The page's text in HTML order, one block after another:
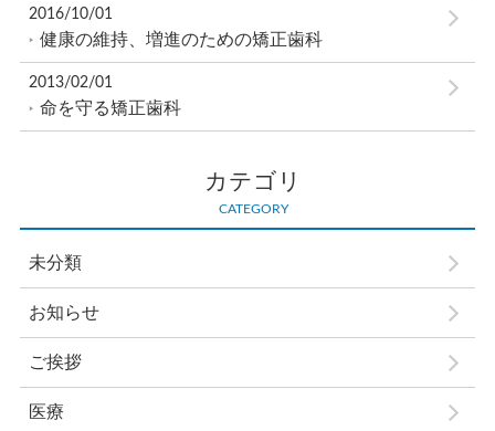
2016/10/01
健康の維持、増進のための矯正歯科
2013/02/01
命を守る矯正歯科
カテゴリ
CATEGORY
未分類
お知らせ
ご挨拶
医療